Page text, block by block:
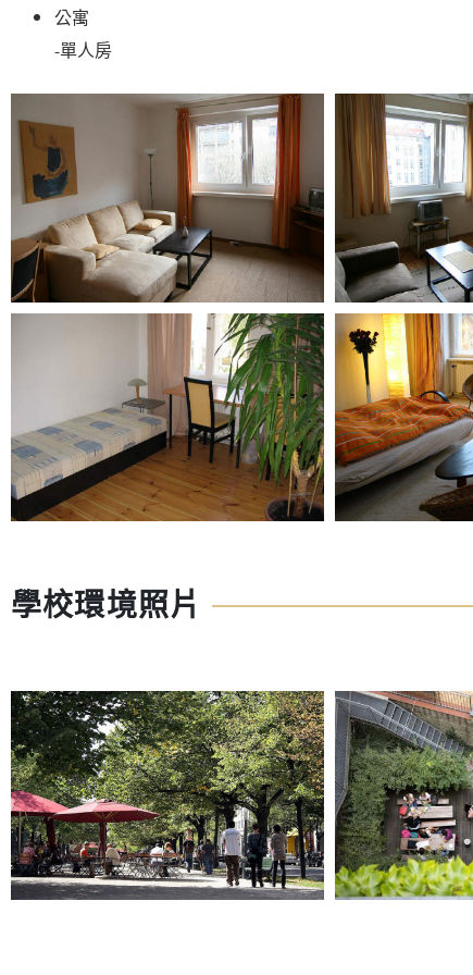
公寓
-單人房
學校環境照片